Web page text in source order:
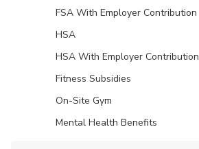
FSA With Employer Contribution
HSA
HSA With Employer Contribution
Fitness Subsidies
On-Site Gym
Mental Health Benefits